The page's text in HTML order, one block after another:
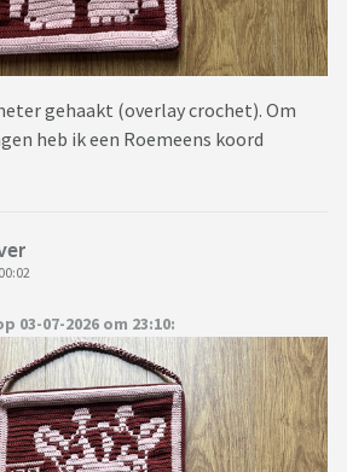
gehaakt (overlay crochet). Om
heb ik een Roemeens koord
03-07-2026 om 23:10: